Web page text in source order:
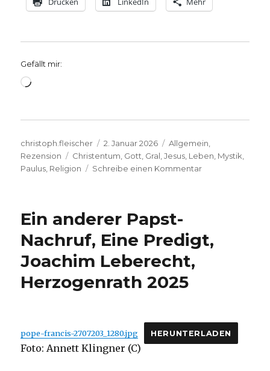
Gefällt mir:
Wird
Autor
christoph.fleischer
Veröffentlicht
am
2. Januar 2026 Kategorien
Allgemein
Rezension
Schlagwörter
Christentum Gott Gral ,Jesus Leben Mystik
Paulus Religion Schreibe einen Kommentarzu
in
Christoph
Fleischer,
Ein anderer Papst-
Nachruf, Eine Predigt,
Joachim Leberecht,
Herzogenrath 2025
pope-francis-2707203_1280.jpg HERUNTERLADEN
Foto: Annett Klingner (C)